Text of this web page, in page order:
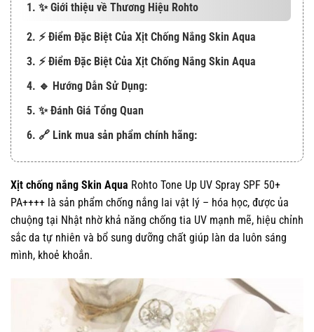
1. ✨ Giới thiệu về Thương Hiệu Rohto
2. ⚡️ Điểm Đặc Biệt Của Xịt Chống Nắng Skin Aqua
3. ⚡️ Điểm Đặc Biệt Của Xịt Chống Nắng Skin Aqua
4. 🔹 Hướng Dẫn Sử Dụng:
5. ✨ Đánh Giá Tổng Quan
6. 🔗 Link mua sản phẩm chính hãng:
Xịt chống nắng Skin Aqua Rohto Tone Up UV Spray SPF 50+
PA++++ là sản phẩm chống nắng lai vật lý – hóa học, được ủa
chuộng tại Nhật nhờ khả năng chống tia UV mạnh mẽ, hiệu chỉnh
sắc da tự nhiên và bổ sung dưỡng chất giúp làn da luôn sáng
mình, khoẻ khoắn.